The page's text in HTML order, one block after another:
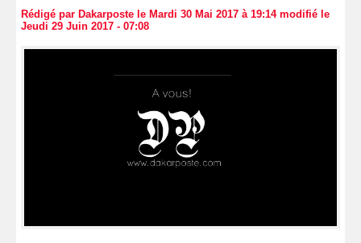
Rédigé par Dakarposte le Mardi 30 Mai 2017 à 19:14 modifié le
Jeudi 29 Juin 2017 - 07:08